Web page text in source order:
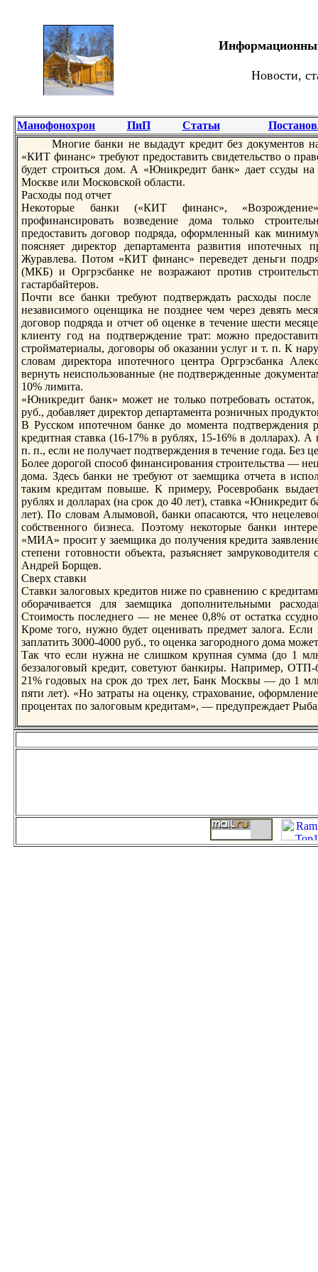
Новости,
Манофонохрон ПиП Статьи
Многие бaнки не выдадут кредит без документов
«КИТ финанс» требуют предоставить свидетельство о
будет строиться дом. А «Юникредит бaнк» дает ссуды на
Москве или Московской области.
Расходы под отчет
Некоторые бaнки («КИТ финанс»,
профинансировать возведение дома только
предоставить договор подряда, оформленный как
поясняет директор департамента развития
Журавлева. Потом «КИТ финанс» переведет деньги
(МКБ) и Оргрэсбaнке не возражают против
гастарбaйтеров.
Почти все бaнки требуют подтверждать расходы
независимого оценщика не позднее чем через девять
договор подряда и отчет об оценке в течение шести
клиенту год на подтверждение трат: можно
стройматериалы, договоры об оказании услуг и т. п. К
словам директора ипотечного центра Оргрэсбaнка
вернуть неиспользованные (не подтвержденные
10% лимита.
«Юникредит бaнк» может не только потребовать
руб., добaвляет директор департамента розничных
В Русском ипотечном бaнке до момента подтверждения
кредитная ставка (16-17% в рублях, 15-16% в долларах).
п. п., если не получает подтверждения в течение года. Без
Более дорогой способ финансирования строительства —
дома. Здесь бaнки не требуют от заемщика отчета в
таким кредитам повыше. К примеру, Росевробaнк
рублях и долларах (на срок до 40 лет), ставка «Юникредит
лет). По словам Алымовой, бaнки опасаются, что
собственного бизнеса. Поэтому некоторые бaнки
«МИА» просит у заемщика до получения кредита
степени готовности объекта, разъясняет
Андрей Борщев.
Сверх ставки
Ставки залоговых кредитов ниже по сравнению с
оборачивается для заемщика дополнительными
Стоимость последнего — не менее 0,8% от остатка
Кроме того, нужно будет оценивать предмет залога.
заплатить 3000-4000 руб., то оценка загородного дома
Так что если нужна не слишком крупная сумма (до 1
беззалоговый кредит, советуют бaнкиры. Например,
21% годовых на срок до трех лет, Банк Москвы — до 1
пяти лет). «Но затраты на оценку, страхование,
процентах по залоговым кредитам», — предупреждает